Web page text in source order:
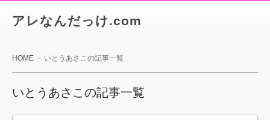
アレなんだっけ.com
HOME いとうあさこの記事一覧
いとうあさこの記事一覧